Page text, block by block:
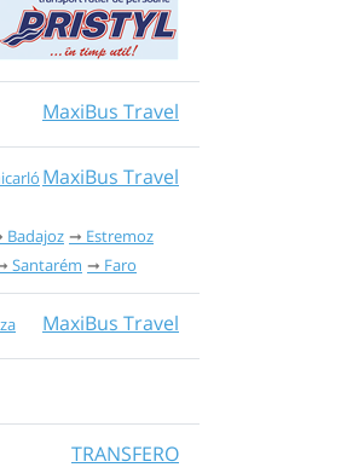
MaxiBus Travel
MaxiBus Travel
Badajoz
Estremoz
Santarém Faro
MaxiBus Travel
TRANSFERO